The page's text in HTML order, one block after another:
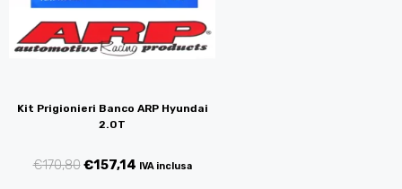
Kit Prigionieri Banco ARP Hyundai
2.0T
€170,80€157,14 IVA inclusa